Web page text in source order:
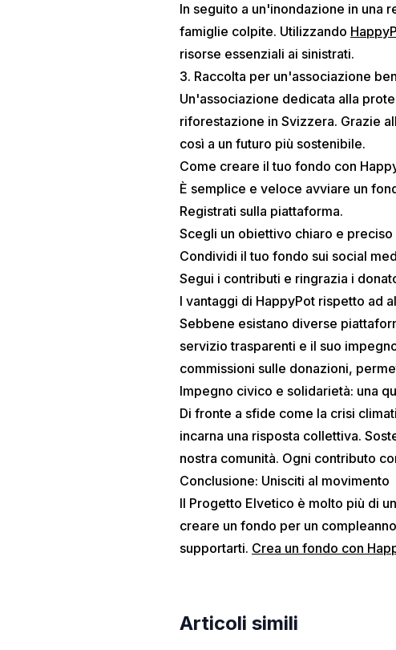
In seguito a un'inondazione in una
famiglie colpite. Utilizzando
risorse essenziali ai sinistrati.
3. Raccolta per un'associazione
Un'associazione dedicata alla
riforestazione in Svizzera. Grazie
così a un futuro più sostenibile.
Come creare il tuo fondo con
È semplice e veloce avviare un
Registrati sulla piattaforma.
Scegli un obiettivo chiaro e
Condividi il tuo fondo sui social
Segui i contributi e ringrazia i
I vantaggi di HappyPot rispetto ad
Sebbene esistano diverse
servizio trasparenti e il suo
commissioni sulle donazioni,
Impegno civico e solidarietà: una
Di fronte a sfide come la crisi
incarna una risposta collettiva.
nostra comunità. Ogni contributo
Conclusione: Unisciti al movimento
Il Progetto Elvetico è molto più di
creare un fondo per un
supportarti. Crea un fondo con
Articoli simili